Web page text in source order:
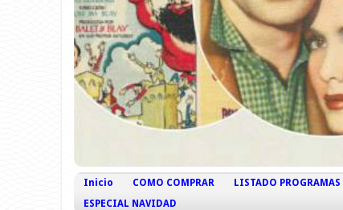
Inicio COMO COMPRAR LISTADO PROGRAMAS
ESPECIAL NAVIDAD